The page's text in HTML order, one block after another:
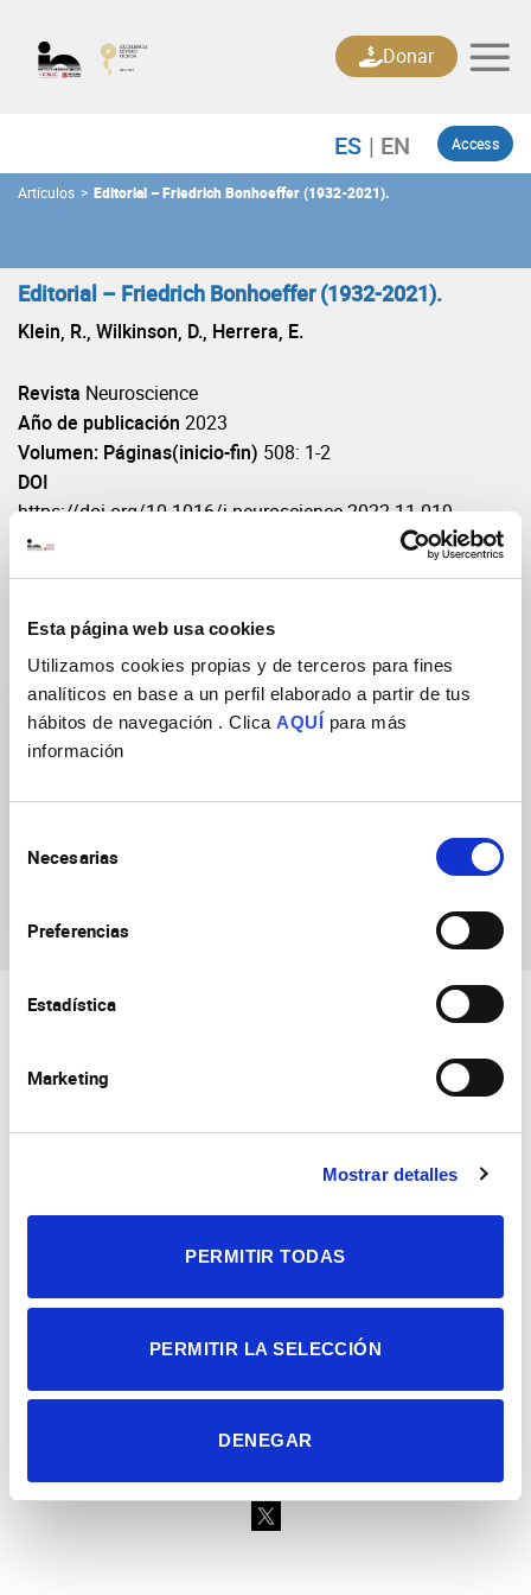
Esta página web usa cookies
Utilizamos cookies propias y de terceros para fines
analíticos en base a un perfil elaborado a partir de tus
hábitos de navegación . Clica AQUÍ para más
información
Necesarias
Preferencias
Estadística
Marketing
Mostrar detalles
PERMITIR TODAS
PERMITIR LA SELECCIÓN
DENEGAR
content
Access
Donar
Artículos > Editorial – Friedrich Bonhoeffer (1932-2021).
Editorial – Friedrich Bonhoeffer (1932-2021).
Klein, R., Wilkinson, D., Herrera, E.
Revista Neuroscience
Año de publicación 2023
Volumen: Páginas(inicio-fin) 508: 1-2
DOI
https://doi.org/10.1016/j.neuroscience.2022.11.019
Grupos de Investigación
Generación y regeneración
Consejo Superior de Investigaciones Científicas
Contacto
Tel. + 34 965 23 37 00